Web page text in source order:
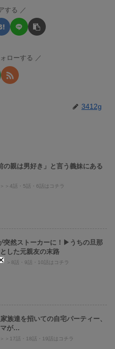
する
ローする
3412g
の親は男好き」と言う義妹にある
＞4話・5話・6話はコチラ
突然ストーカーに！▶うちの旦那
した元親友の末路
＞8話・9話・10話はコチラ
家族達を招いての自宅パーティー、
マが…
＞17話・18話・19話はコチラ